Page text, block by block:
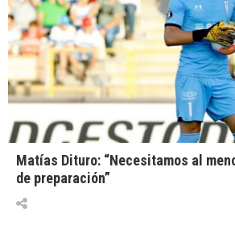
Matías Dituro: “Necesitamos al
de preparación”